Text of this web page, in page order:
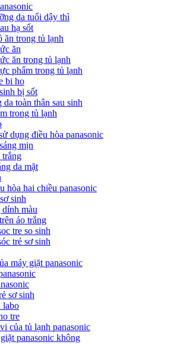
da tuổi dậy thì
hạ sốt
ăn trong tủ lạnh
ăn
ăn trong tủ lạnh
phẩm trong tủ lạnh
bi ho
bị sốt
toàn thân sau sinh
trong tủ lạnh
dụng điều hòa panasonic
mịn
trắng
da mặt
hòa hai chiều panasonic
sinh
dính màu
áo trắng
tre so sinh
trẻ sơ sinh
máy giặt panasonic
sơ sinh
labo
tre
của tủ lạnh panasonic
panasonic không